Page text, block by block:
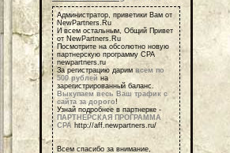
Администратор, приветики Вам от
NewPartners.Ru
И всем остальным, Общий Привет
от NewPartners.Ru
Посмотрите на обсолютно новую
партнерскую программу СРА
newpartners.ru
За регистрацию дарим всем по
500 рублей на
зарегистрированный баланс.
Выкупаем весь Ваш трафик с
сайта за дорого!
Узнай подробнее в партнерке -
ПАРТНЕРСКАЯ ПРОГРАММА
СРА http://aff.newpartners.ru/
Всем спасибо за внимание,